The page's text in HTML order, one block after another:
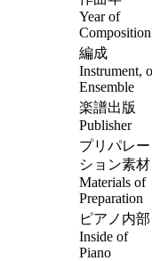
Year of
Composition
編成
Instrument,
Ensemble
楽譜出版
Publisher
プリパレー
ション素材
Materials of
Preparation
ピアノ内部
Inside of
Piano